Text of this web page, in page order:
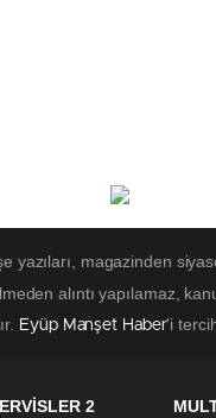
yazıları, magazinden
alıntı yapılamaz,
Eyüp Manşet Haber'i
2